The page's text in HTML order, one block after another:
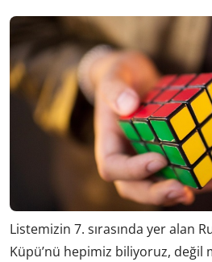
Listemizin 7. sırasında yer alan
Küpü’nü hepimiz biliyoruz, değil